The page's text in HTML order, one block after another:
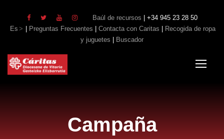
Baúl de recursos | +34 945 23 28 50
Es
Preguntas Frecuentes Contacta con Caritas
Recogida de ropa
y juguetes
Buscador
Campaña